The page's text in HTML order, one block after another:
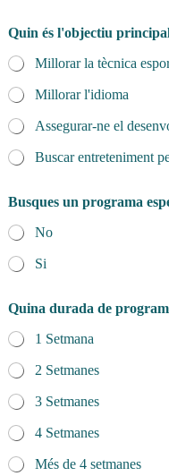
Quin és l'objectiu
Millorar la tècnica
Millorar l'idioma
Assegurar-ne el
Buscar entreteniment
Busques un programa
No
Si
Quina durada de
1 Setmana
2 Setmanes
3 Setmanes
4 Setmanes
Més de 4 setmanes